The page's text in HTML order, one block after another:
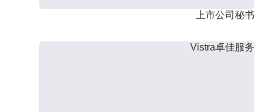
上市公司秘书
Vistra卓佳服务